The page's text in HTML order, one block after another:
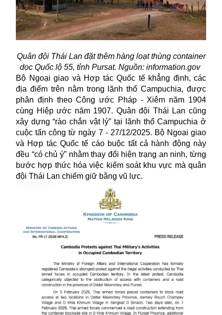
Quân đội Thái Lan đặt thêm hàng loạt thùng container
dọc Quốc lộ 55, tỉnh Pursat. Nguồn: information.gov
Bộ Ngoại giao và Hợp tác Quốc tế khẳng định, các
địa điểm trên nằm trong lãnh thổ Campuchia, được
phân định theo Công ước Pháp - Xiêm năm 1904
cùng Hiệp ước năm 1907. Quân đội Thái Lan cũng
xây dựng “rào chắn vật lý” tại lãnh thổ Campuchia ở
cuộc tấn công từ ngày 7 - 27/12/2025. Bộ Ngoại giao
và Hợp tác Quốc tế cáo buộc tất cả hành động này
đều “có chủ ý” nhằm thay đổi hiện trạng an ninh, từng
bước hợp thức hóa việc kiểm soát khu vực mà quân
đội Thái Lan chiếm giữ bằng vũ lực.